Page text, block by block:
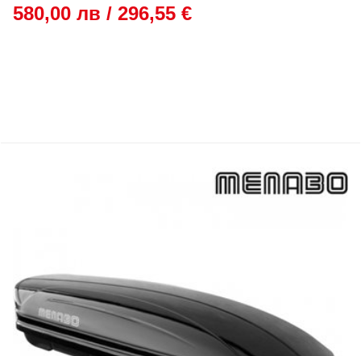
580,00 лв / 296,55 €